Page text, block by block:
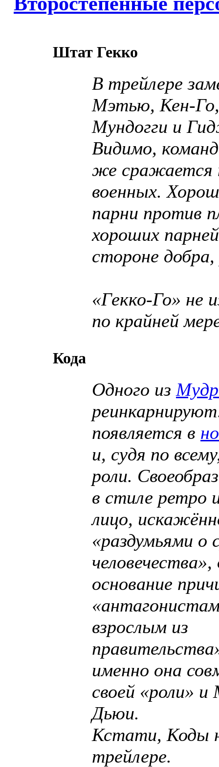
Штат Гекко
В трейлере
Мэтью, Кен-
Мундогги и
Видимо,
же сражается
военных.
парни против
хороших
стороне
«Гекко-Го» не
по крайней
Кода
Одного из
появляется в
и, судя по
роли.
в стиле ретро
лицо,
«раздумьями о
основание
взрослым из
именно она
своей «роли» и
Дьюи.
Кстати, Коды
трейлере.